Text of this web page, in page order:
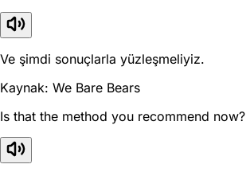
Ve şimdi sonuçlarla yüzleşmeliyiz.
Kaynak: We Bare Bears
Is that the method you recommend now?